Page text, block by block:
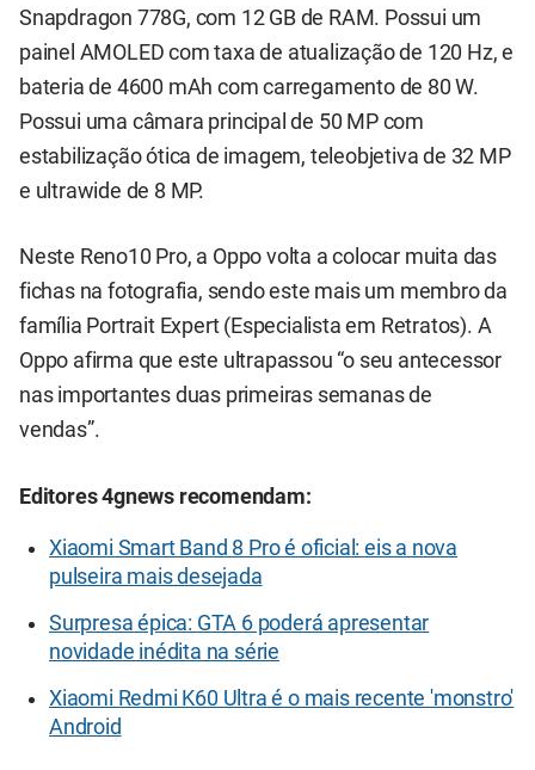
Snapdragon 778G, com 12 GB de RAM. Possui um
painel AMOLED com taxa de atualização de 120 Hz, e
bateria de 4600 mAh com carregamento de 80 W.
Possui uma câmara principal de 50 MP com
estabilização ótica de imagem, teleobjetiva de 32 MP
e ultrawide de 8 MP.
Neste Reno10 Pro, a Oppo volta a colocar muita das
fichas na fotografia, sendo este mais um membro da
família Portrait Expert (Especialista em Retratos). A
Oppo afirma que este ultrapassou “o seu antecessor
nas importantes duas primeiras semanas de
vendas”.
Editores 4gnews recomendam:
Xiaomi Smart Band 8 Pro é oficial: eis a nova
pulseira mais desejada
Surpresa épica: GTA 6 poderá apresentar
novidade inédita na série
Xiaomi Redmi K60 Ultra é o mais recente 'monstro'
Android